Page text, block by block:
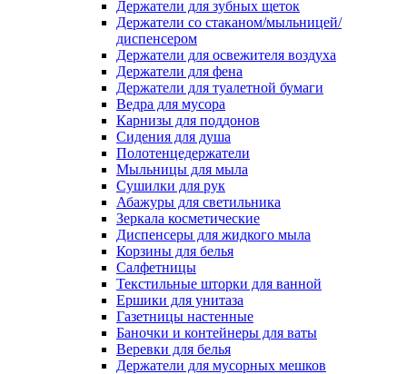
Держатели для зубных щеток
Держатели со стаканом/мыльницей/
диспенсером
Держатели для освежителя воздуха
Держатели для фена
Держатели для туалетной бумаги
Ведра для мусора
Карнизы для поддонов
Сидения для душа
Полотенцедержатели
Мыльницы для мыла
Сушилки для рук
Абажуры для светильника
Зеркала косметические
Диспенсеры для жидкого мыла
Корзины для белья
Салфетницы
Текстильные шторки для ванной
Ершики для унитаза
Газетницы настенные
Баночки и контейнеры для ваты
Веревки для белья
Держатели для мусорных мешков